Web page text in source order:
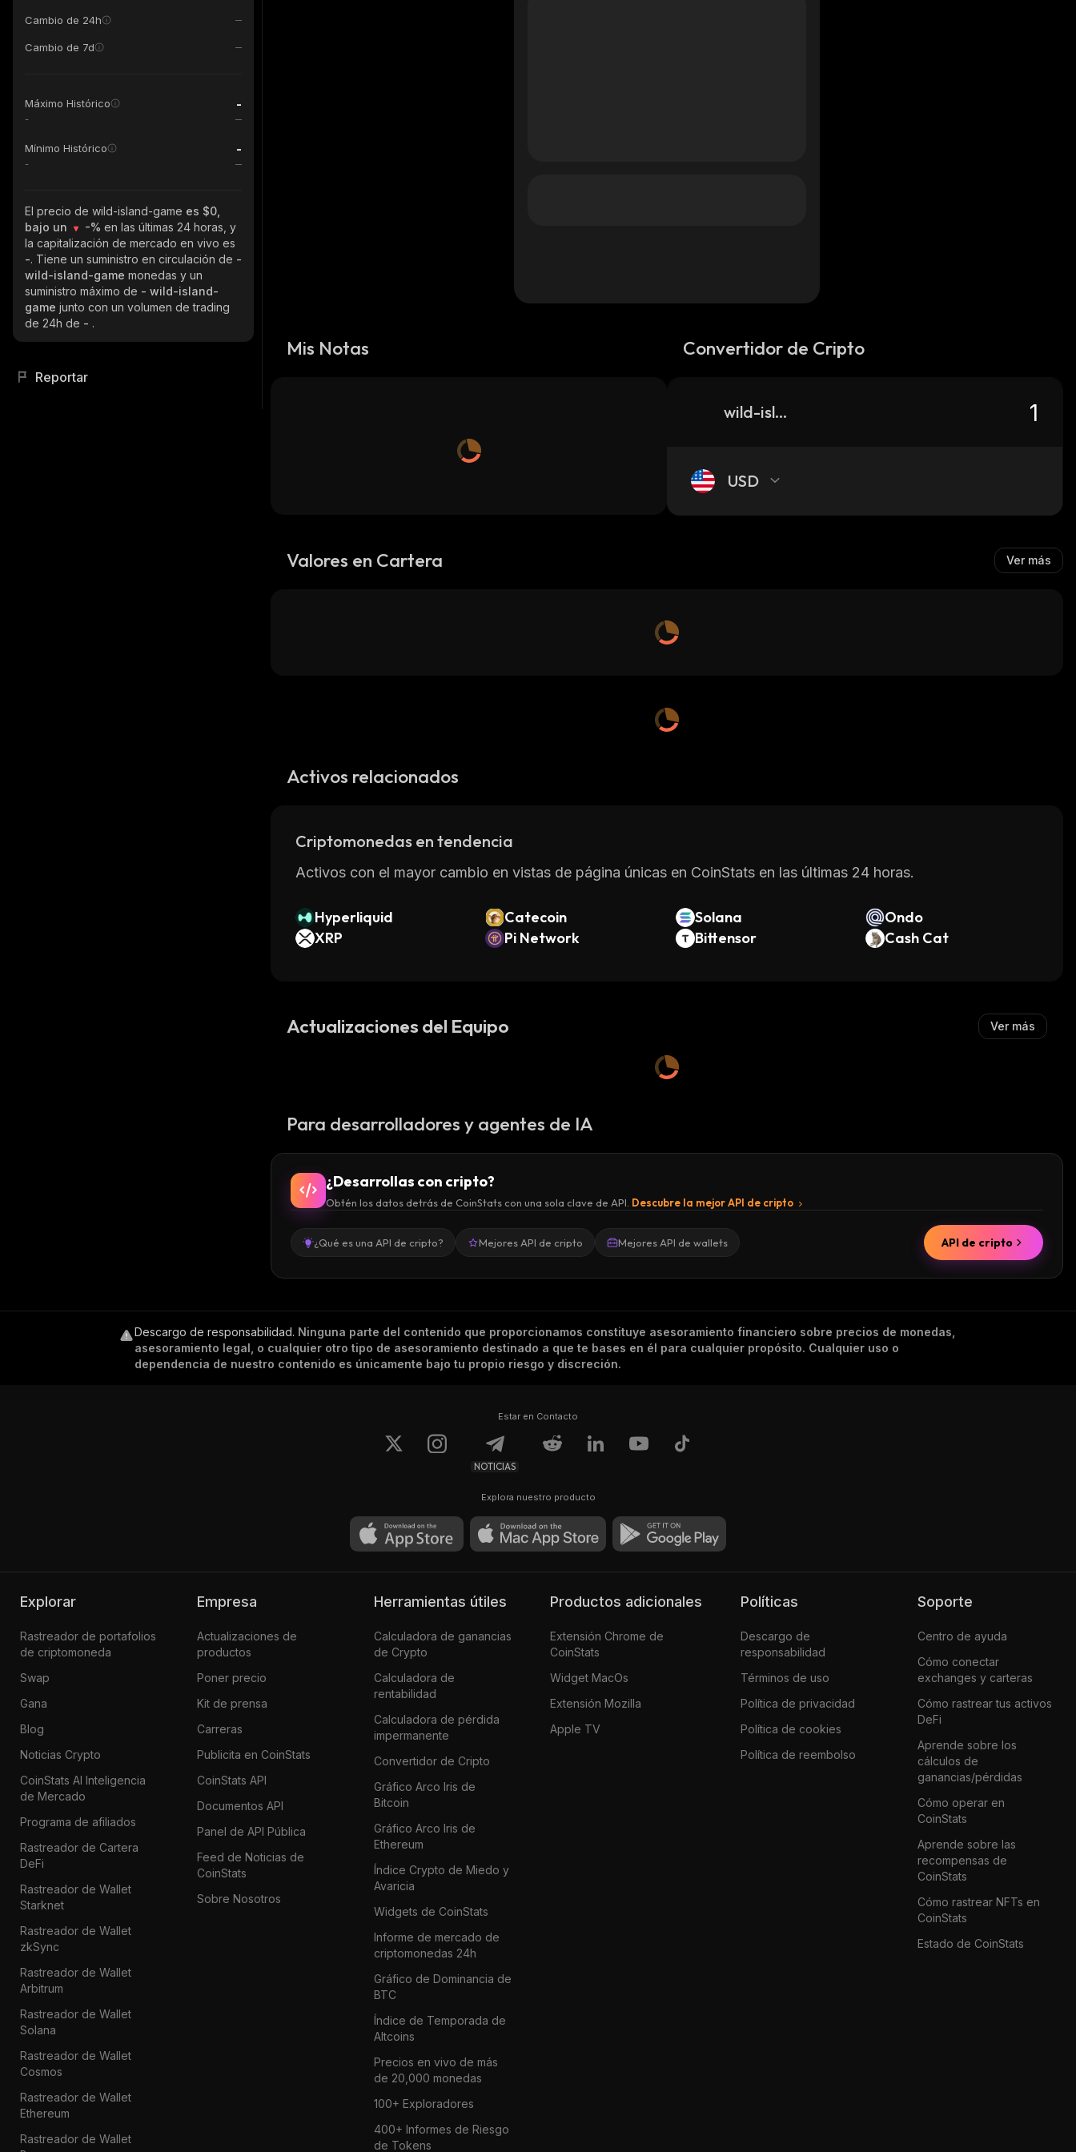
Cambio de 24h
Cambio de 7d
Máximo Histórico -
-
Mínimo Histórico -
-
El precio de wild-island-game es $0,
bajo un
-% en las últimas 24 horas, y
la capitalización de mercado en vivo es
-. Tiene un suministro en circulación de -
wild-island-game monedas y un
suministro máximo de - wild-island-
game junto con un volumen de trading
de 24h de - .
Reportar
Mis Notas Convertidor de Cripto
wild-island-game
USD
Valores en Cartera Ver más
Activos relacionados
Criptomonedas en tendencia
Activos con el mayor cambio en vistas de página únicas en CoinStats en las últimas 24 horas.
Hyperliquid Catecoin Solana
Ondo
XRP
Pi Network Bittensor Cash Cat
Actualizaciones del Equipo Ver más
Para desarrolladores y agentes de IA
¿Desarrollas con cripto?
Obtén los datos detrás de CoinStats con una sola clave de API. Descubre la mejor API de cripto
¿Qué es una API de cripto? Mejores API de cripto Mejores API de wallets API de cripto
Descargo de responsabilidad. Ninguna parte del contenido que proporcionamos constituye asesoramiento financiero sobre precios de monedas,
asesoramiento legal, o cualquier otro tipo de asesoramiento destinado a que te bases en él para cualquier propósito. Cualquier uso o
dependencia de nuestro contenido es únicamente bajo tu propio riesgo y discreción.
Estar en Contacto
NOTICIAS
Explora nuestro producto
Explorar
Rastreador de portafolios
de criptomoneda
Swap
Gana
Blog
Noticias Crypto
CoinStats AI Inteligencia
de Mercado
Programa de afiliados
Rastreador de Cartera
DeFi
Rastreador de Wallet
Starknet
Rastreador de Wallet
zkSync
Rastreador de Wallet
Arbitrum
Rastreador de Wallet
Solana
Rastreador de Wallet
Cosmos
Rastreador de Wallet
Ethereum
Rastreador de Wallet
Empresa
Actualizaciones de
productos
Poner precio
Kit de prensa
Carreras
Publicita en CoinStats
CoinStats API
Documentos API
Panel de API Pública
Feed de Noticias de
CoinStats
Sobre Nosotros
Herramientas útiles
Calculadora de ganancias
de Crypto
Calculadora de
rentabilidad
Calculadora de pérdida
impermanente
Convertidor de Cripto
Gráfico Arco Iris de
Bitcoin
Gráfico Arco Iris de
Ethereum
Índice Crypto de Miedo y
Avaricia
Widgets de CoinStats
Informe de mercado de
criptomonedas 24h
Gráfico de Dominancia de
BTC
Índice de Temporada de
Altcoins
Precios en vivo de más
de 20,000 monedas
100+ Exploradores
400+ Informes de Riesgo
de Tokens
Productos adicionales
Extensión Chrome de
CoinStats
Widget MacOs
Extensión Mozilla
Apple TV
Políticas
Descargo de
responsabilidad
Términos de uso
Política de privacidad
Política de cookies
Política de reembolso
Soporte
Centro de ayuda
Cómo conectar
exchanges y carteras
Cómo rastrear tus activos
DeFi
Aprende sobre los
cálculos de
ganancias/pérdidas
Cómo operar en
CoinStats
Aprende sobre las
recompensas de
CoinStats
Cómo rastrear NFTs en
CoinStats
Estado de CoinStats